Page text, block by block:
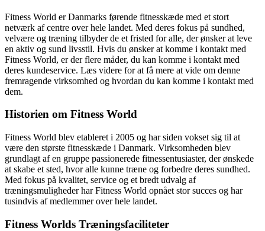
Fitness World er Danmarks førende fitnesskæde med et stort
netværk af centre over hele landet. Med deres fokus på sundhed,
velvære og træning tilbyder de et fristed for alle, der ønsker at leve
en aktiv og sund livsstil. Hvis du ønsker at komme i kontakt med
Fitness World, er der flere måder, du kan komme i kontakt med
deres kundeservice. Læs videre for at få mere at vide om denne
fremragende virksomhed og hvordan du kan komme i kontakt med
dem.
Historien om Fitness World
Fitness World blev etableret i 2005 og har siden vokset sig til at
være den største fitnesskæde i Danmark. Virksomheden blev
grundlagt af en gruppe passionerede fitnessentusiaster, der ønskede
at skabe et sted, hvor alle kunne træne og forbedre deres sundhed.
Med fokus på kvalitet, service og et bredt udvalg af
træningsmuligheder har Fitness World opnået stor succes og har
tusindvis af medlemmer over hele landet.
Fitness Worlds Træningsfaciliteter